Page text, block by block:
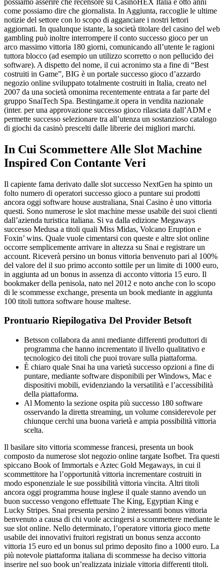
come possiamo dire che giornalista. In Aggiunta, raccoglie le ultime
notizie del settore con lo scopo di agganciare i nostri lettori
aggiornati. In qualunque istante, la società titolare del casino del web
gambling può inoltre interrompere il conto successo gioco per un
arco massimo vittoria 180 giorni, comunicando all’utente le ragioni
tuttora blocco (ad esempio un utilizzo scorretto o non pellucido dei
software). A dispetto del nome, il cui acronimo sta a fine di “Best
costruiti in Game”, BIG è un portale successo gioco d’azzardo
negozio online sviluppato totalmente costruiti in Italia, creato nel
2007 da una società omonima recentemente entrata a far parte del
gruppo SnaiTech Spa. Bestingame.it opera in vendita nazionale
(inter. per una approvazione successo gioco rilasciata dall’ADM e
permette successo selezionare tra all’utenza un sostanzioso catalogo
di giochi da casinò prescelti dalle librerie dei migliori marchi.
In Cui Scommettere Alle Slot Machine
Inspired Con Contante Veri
Il capiente fama derivato dalle slot successo NextGen ha spinto un
folto numero di operatori successo gioco a puntare sui prodotti
ancora oggi software house australiana, Snai Casino è uno vittoria
questi. Sono numerose le slot machine messe usabile dei suoi clienti
dall’azienda turistica italiana. Si va dalla edizione Megaways
successo Medusa a titoli quali Miss Midas, Volcano Eruption e
Foxin’ wins. Quale vuole cimentarsi con queste e altre slot online
occorre semplicemente arrivare in altezza su Snai e registrare un
account. Riceverà persino un bonus vittoria benvenuto pari al 100%
del valore del il suo primo acconto sottile per un limite di 1000 euro,
in aggiunta ad un bonus in assenza di acconto vittoria 15 euro. Il
bookmaker della penisola, nato nel 2012 e noto anche con lo scopo
di le scommesse exchange, presenta un book mediante in aggiunta
100 titoli tuttora software house maltese.
Prontuario Riepilogativa Del Provider Betsoft
Betsson collabora da anni mediante differenti produttori di
programma che hanno incrementato il livello qualitativo e
tecnologico dei titoli che puoi trovare sulla piattaforma.
È chiaro quale Snai ha una varietà successo opzioni a fine di
puntare, mediante software disponibili per Windows, Mac e
dispositivi mobili, evidenziando la versatilità e l’accessibilità
della piattaforma.
Al Momento la sezione ospita più successo 180 software
osservando la diretta streaming, un volume considerevole per
chiunque cerchi una buona varietà e ampia possibilità vittoria
scelta.
Il basilare sito vittoria scommesse francesi, presenta un book
composto da numerose slot negozio online targate Isofbet. Tra questi
spiccano Book of Immortals e Aztec Gold Megaways, in cui il
scommettitore ha l’opportunità vittoria incrementare costruiti in
modo esponenziale le sue possibilità vittoria vincita. Altri titoli
ancora oggi programma house inglese il quale stanno avendo un
buon successo vengono effettuate The King, Egyptian King e
Lucky Stripes. Snai presenta persino 2 interessanti bonus vittoria
benvenuto a causa di chi vuole accingersi a scommettere mediante le
sue slot online. Nello determinato, l’operatore vittoria gioco mette
usabile dei innovativi fruitori registrati un bonus senza acconto
vittoria 15 euro ed un bonus sul primo deposito fino a 1000 euro. La
più notevole piattaforma italiana di scommesse ha deciso vittoria
inserire nel suo book un’realizzata iniziale vittoria differenti titoli.